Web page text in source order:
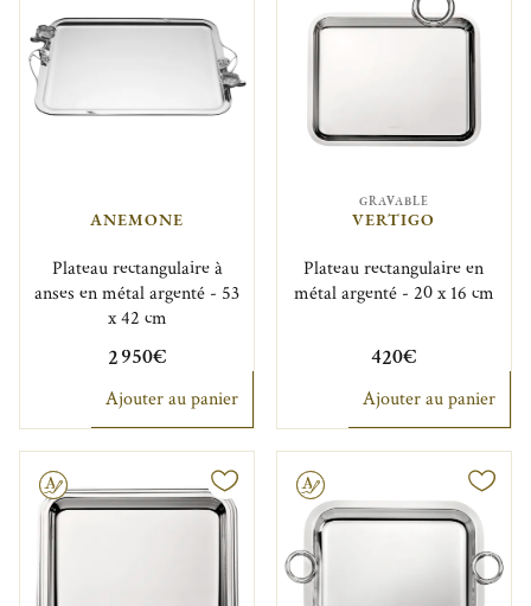
ANEMONE
Plateau rectangulaire à
anses en métal argenté - 53
x 42 cm
2 950€
Ajouter au panier
GRAVABLE
VERTIGO
Plateau rectangulaire en
métal argenté - 20 x 16 cm
420€
Ajouter au panier
Gravable